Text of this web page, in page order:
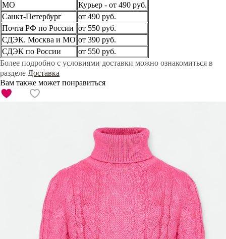
МО
Курьер - от 490 руб.
Санкт-Петербург
от 490 руб.
Почта РФ по России от 550 руб.
СДЭК. Москва и МО от 390 руб.
СДЭК по России
от 550 руб.
Более подробно с условиями доставки можно ознакомиться в
разделе Доставка
Вам также может понравиться